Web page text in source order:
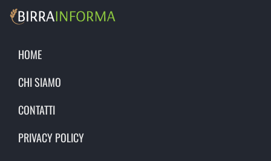
HOME
CHI SIAMO
CONTATTI
PRIVACY POLICY